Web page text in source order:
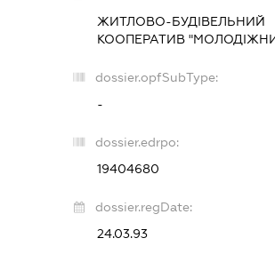
ЖИТЛОВО-БУДІВЕЛЬНИЙ
КООПЕРАТИВ
dossier.opfSubType:
-
dossier.edrpo:
19404680
dossier.regDate:
24.03.93